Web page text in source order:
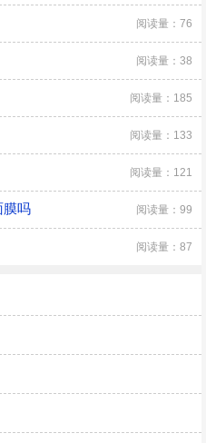
阅读量：76
阅读量：38
阅读量：185
阅读量：133
阅读量：121
膜吗 阅读量：99
阅读量：87